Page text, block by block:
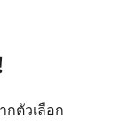
กตัวเลือก